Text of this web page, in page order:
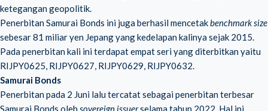
ketegangan geopolitik.
Penerbitan Samurai Bonds ini juga berhasil mencetakbenchmark size
sebesar 81 miliar yen Jepang yang kedelapan kalinya sejak 2015.
Pada penerbitan kali ini terdapat empat seri yang diterbitkan yaitu
RIJPY0625, RIJPY0627, RIJPY0629, RIJPY0632.
Samurai Bonds
Penerbitan pada 2 Juni lalu tercatat sebagai penerbitan terbesar
Samurai Bonds oleh sovereign issuerselama tahun 2022. Hal ini